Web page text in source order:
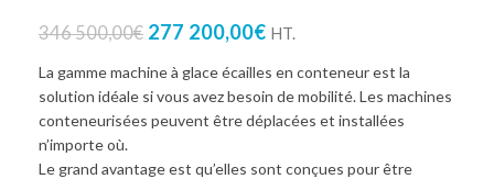
346 500,00€ 277 200,00€ HT.
La gamme machine à glace écailles en conteneur est la
solution idéale si vous avez besoin de mobilité. Les machines
conteneurisées peuvent être déplacées et installées
n’importe où.
Le grand avantage est qu’elles sont conçues pour être